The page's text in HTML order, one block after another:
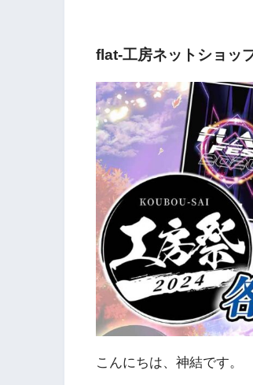
flat-工房ネットショッ
こんにちは、神結です。